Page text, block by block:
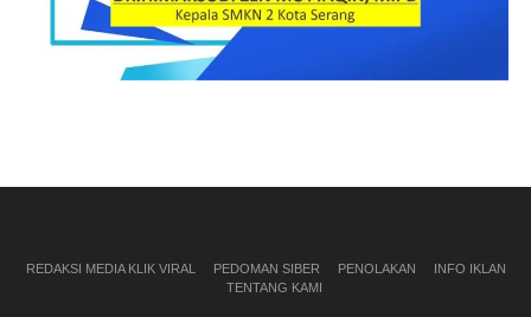
REDAKSI MEDIA KLIK VIRAL PEDOMAN SIBER PENOLAKAN
INFO IKLAN
TENTANG KAMI